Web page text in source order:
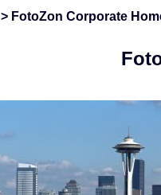
> FotoZon Corporate